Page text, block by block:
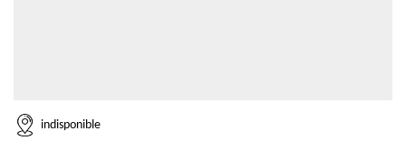
indisponible